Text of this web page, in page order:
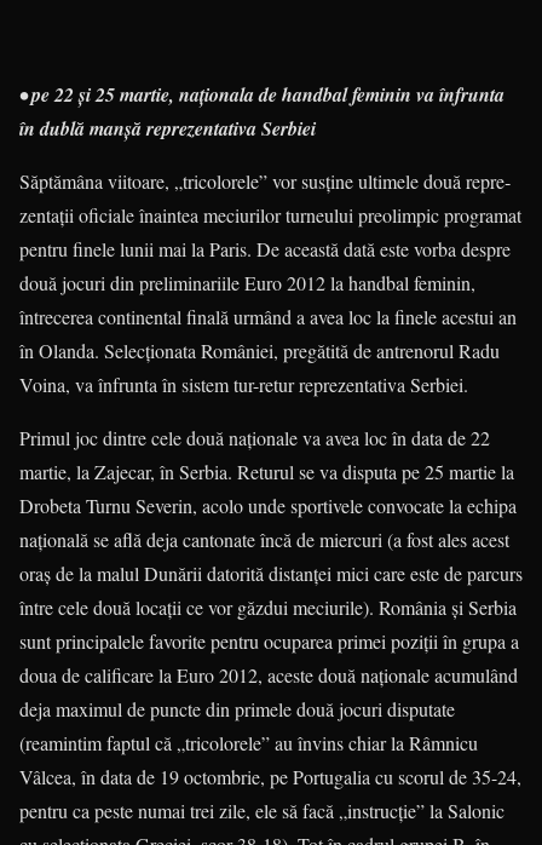
• pe 22 şi 25 martie, naţionala de handbal feminin va înfrunta
în dublă manşă reprezentativa Serbiei
Săptămâna viitoare, „tricolorele” vor susţine ultimele două repre­­
zentaţii oficiale înaintea meciurilor turneului preolimpic programat
pentru finele lunii mai la Paris. De această dată este vorba despre
două jocuri din preliminariile Euro 2012 la handbal feminin,
întrecerea continental finală urmând a avea loc la finele acestui an
în Olanda. Selecţionata României, pregătită de antre­no­rul Radu
Voina, va înfrunta în sistem tur-retur reprezentativa Serbiei.
Primul joc dintre cele două naţionale va avea loc în data de 22
martie, la Zajecar, în Serbia. Returul se va disputa pe 25 martie la
Drobeta Turnu Severin, acolo unde sportivele convocate la echipa
naţională se află deja cantonate încă de miercuri (a fost ales acest
oraş de la malul Dunării datorită distanţei mici care este de parcurs
între cele două locaţii ce vor găzdui meciurile). România şi Serbia
sunt principalele favorite pentru ocuparea primei poziţii în grupa a
doua de calificare la Euro 2012, aceste două naţionale acumulând
deja maximul de puncte din primele două jocuri dispu­tate
(reamintim faptul că „tricolorele” au învins chiar la Râmnicu
Vâlcea, în data de 19 octombrie, pe Portugalia cu scorul de 35-24,
pentru ca peste numai trei zile, ele să facă „instrucţie” la Salonic